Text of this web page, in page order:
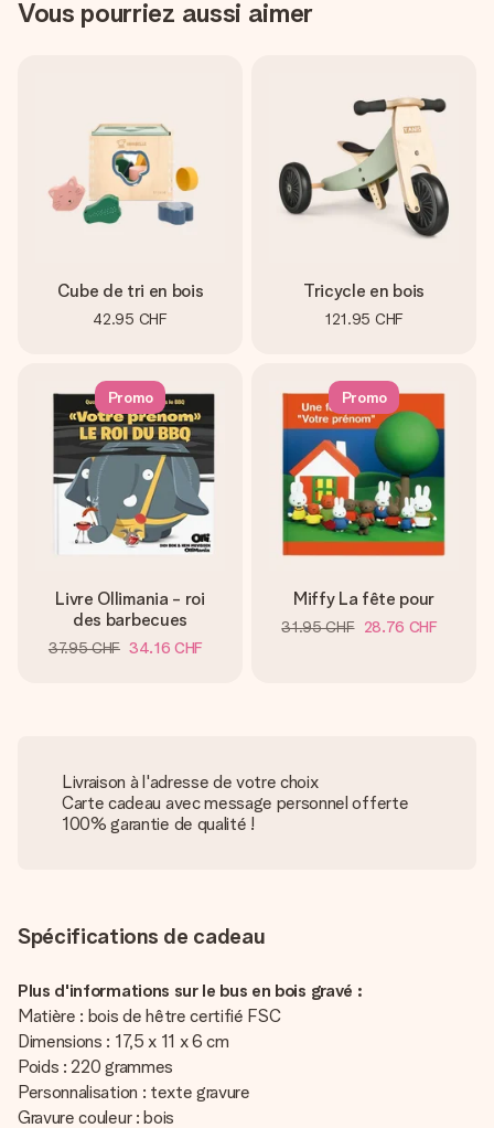
Vous pourriez aussi aimer
Cube de tri en bois
42.95 CHF
Tricycle en bois
121.95 CHF
Promo
Livre Ollimania - roi
des barbecues
37.95 CHF 34.16 CHF
Promo
Miffy La fête pour
31.95 CHF 28.76 CHF
Livraison à l'adresse de votre choix
Carte cadeau avec message personnel offerte
100% garantie de qualité !
Spécifications de cadeau
Plus d'informations sur le bus en bois gravé :
Matière : bois de hêtre certifié FSC
Dimensions : 17,5 x 11 x 6 cm
Poids : 220 grammes
Personnalisation : texte gravure
Gravure couleur : bois